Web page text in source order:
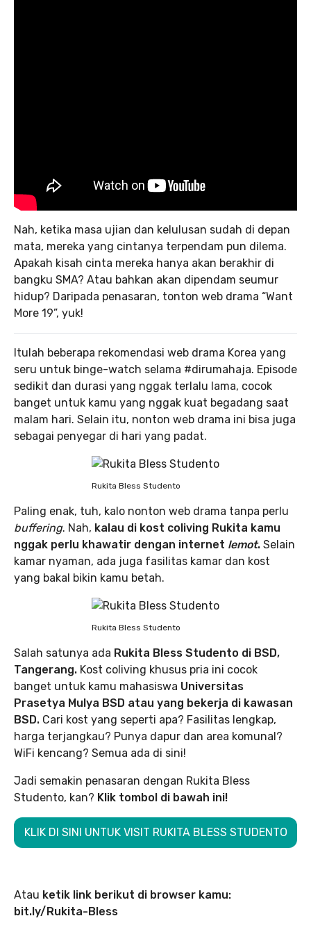
Nah, ketika masa ujian dan kelulusan sudah di depan
mata, mereka yang cintanya terpendam pun dilema.
Apakah kisah cinta mereka hanya akan berakhir di
bangku SMA? Atau bahkan akan dipendam seumur
hidup? Daripada penasaran, tonton web drama “Want
More 19”, yuk!
Itulah beberapa rekomendasi web drama Korea yang
seru untuk binge-watch selama #dirumahaja. Episode
sedikit dan durasi yang nggak terlalu lama, cocok
banget untuk kamu yang nggak kuat begadang saat
malam hari. Selain itu, nonton web drama ini bisa juga
sebagai penyegar di hari yang padat.
Rukita Bless Studento
Paling enak, tuh, kalo nonton web drama tanpa perlu
buffering. Nah, kalau di kost coliving Rukita kamu
nggak perlu khawatir dengan internet lemot. Selain
kamar nyaman, ada juga fasilitas kamar dan kost
yang bakal bikin kamu betah.
Rukita Bless Studento
Salah satunya ada Rukita Bless Studento di BSD,
Tangerang. Kost coliving khusus pria ini cocok
banget untuk kamu mahasiswa Universitas
Prasetya Mulya BSD atau yang bekerja di kawasan
BSD. Cari kost yang seperti apa? Fasilitas lengkap,
harga terjangkau? Punya dapur dan area komunal?
WiFi kencang? Semua ada di sini!
Jadi semakin penasaran dengan Rukita Bless
Studento, kan? Klik tombol di bawah ini!
KLIK DI SINI UNTUK VISIT RUKITA BLESS STUDENTO
Atau ketik link berikut di browser kamu:
bit.ly/Rukita-Bless